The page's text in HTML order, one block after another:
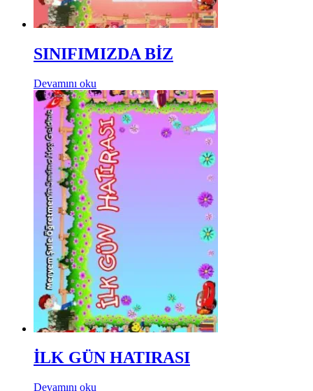
SINIFIMIZDA BİZ
Devamını oku
İLK GÜN HATIRASI
Devamını oku